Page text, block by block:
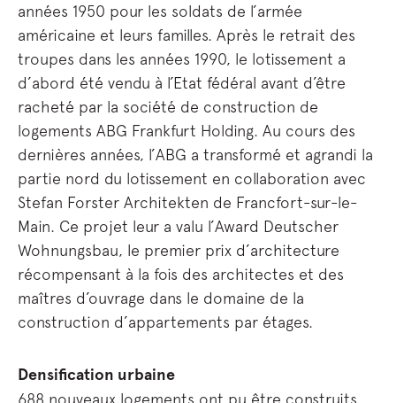
années 1950 pour les soldats de l’armée
américaine et leurs familles. Après le retrait des
troupes dans les années 1990, le lotissement a
d’abord été vendu à l’Etat fédéral avant d’être
racheté par la société de construction de
logements ABG Frankfurt Holding. Au cours des
dernières années, l’ABG a transformé et agrandi la
partie nord du lotissement en collaboration avec
Stefan Forster Architekten de Francfort-sur-le-
Main. Ce projet leur a valu l’Award Deutscher
Wohnungsbau, le premier prix d’architecture
récompensant à la fois des architectes et des
maîtres d’ouvrage dans le domaine de la
construction d’appartements par étages.
Densification urbaine
688 nouveaux logements ont pu être construits